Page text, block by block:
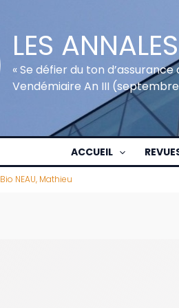
LES
« Se défier du ton
Vendémiaire An III
ACCUEIL
Bio NEAU, Mathieu